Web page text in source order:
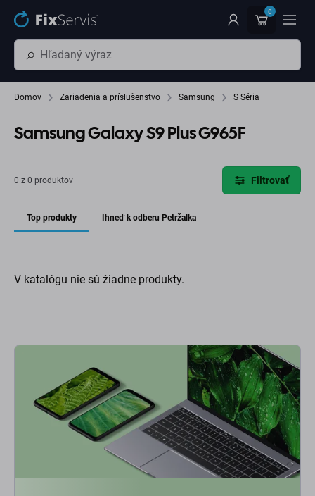
Preskočiť na hlavný obsah 0
Domov Zariadenia a príslušenstvo Samsung S Séria
Samsung Galaxy S9 Plus G965F
0 z 0 produktov Filtrovať
Top produkty Ihneď k odberu Petržalka
V katalógu nie sú žiadne produkty.